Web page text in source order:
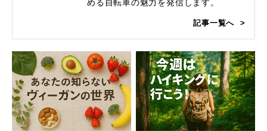
める自転車の魅力を発信します。
記事一覧へ